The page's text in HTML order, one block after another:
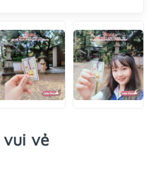
vui vẻ